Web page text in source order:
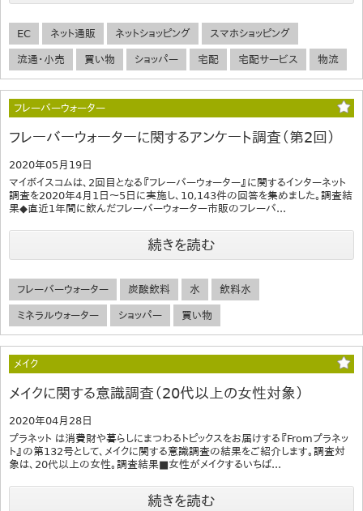
EC ネット通販 ネットショッピング スマホショッピング
流通・小売 買い物 ショッパー 宅配 宅配サービス 物流
フレーバーウォーター
フレーバーウォーターに関するアンケート調査（第2回）
2020年05月19日
マイボイスコムは、2回目となる『フレーバーウォーター』に関するインターネット
調査を2020年4月1日～5日に実施し、10,143件の回答を集めました。調査結
果◆直近1年間に飲んだフレーバーウォーター市販のフレーバ...
続きを読む
フレーバーウォーター 炭酸飲料 水 飲料水
ミネラルウォーター ショッパー 買い物
メイク
メイクに関する意識調査（20代以上の女性対象）
2020年04月28日
プラネット は消費財や暮らしにまつわるトピックスをお届けする『Fromプラネッ
ト』の第132号として、メイクに関する意識調査の結果をご紹介します。調査対
象は、20代以上の女性。調査結果■女性がメイクするいちば...
続きを読む